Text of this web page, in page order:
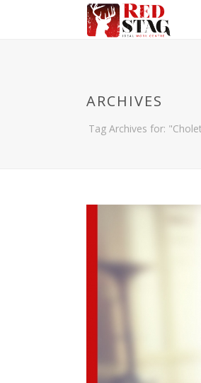
ARCHIVES
Tag Archives for: